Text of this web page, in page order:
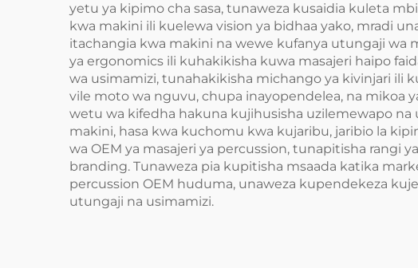
yetu ya kipimo cha sasa, tunaweza kusaidia kuleta
kwa makini ili kuelewa vision ya bidhaa yako, mradi
itachangia kwa makini na wewe kufanya utungaji wa
ya ergonomics ili kuhakikisha kuwa masajeri haipo
wa usimamizi, tunahakikisha michango ya kivinjari ili
vile moto wa nguvu, chupa inayopendelea, na mikoa
wetu wa kifedha hakuna kujihusisha uzilemewapo na
makini, hasa kwa kuchomu kwa kujaribu, jaribio la
wa OEM ya masajeri ya percussion, tunapitisha rangi
branding. Tunaweza pia kupitisha msaada katika
percussion OEM huduma, unaweza kupendekeza
utungaji na usimamizi.